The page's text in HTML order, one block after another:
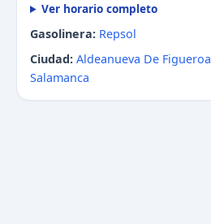
Ver horario completo
Gasolinera: Repsol
Ciudad: Aldeanueva De Figueroa
Salamanca